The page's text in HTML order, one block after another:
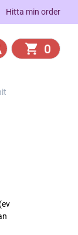
Hitta min order
0